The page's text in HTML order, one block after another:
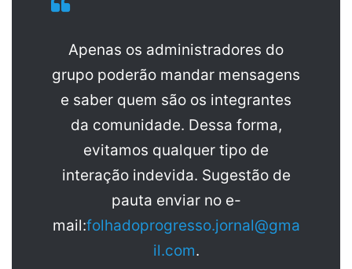
Apenas os administradores do
grupo poderão mandar mensagens
e saber quem são os integrantes
da comunidade. Dessa forma,
evitamos qualquer tipo de
interação indevida. Sugestão de
pauta enviar no e-
mail:folhadoprogresso.jornal@gma
il.com.